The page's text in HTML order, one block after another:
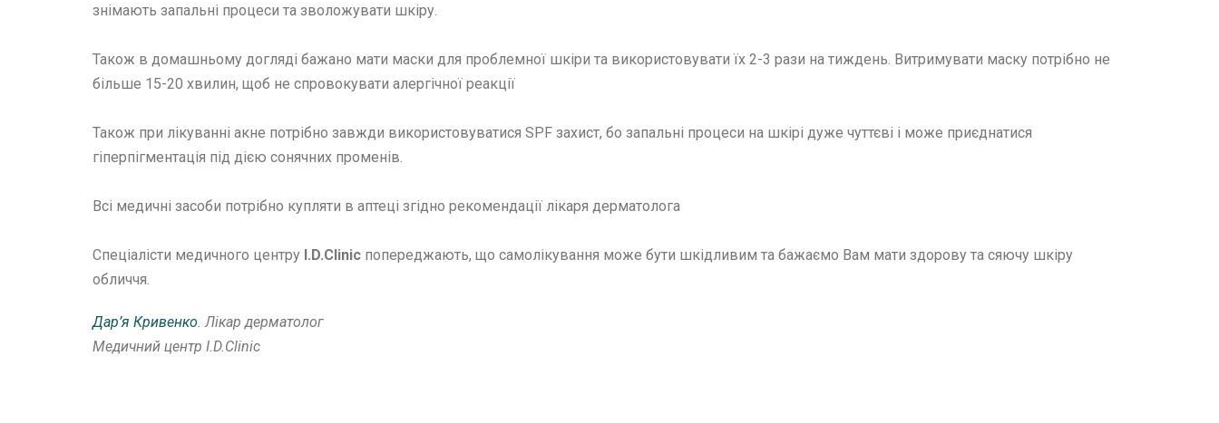
знімають запальні процеси та зволожувати шкіру.
Також в домашньому догляді бажано мати маски для проблемної шкіри та використовувати їх 2-3 рази на тиждень. Витримувати маску потрібно не
більше 15-20 хвилин, щоб не спровокувати алергічної реакції
Також при лікуванні акне потрібно завжди використовуватися SPF захист, бо запальні процеси на шкірі дуже чуттєві і може приєднатися
гіперпігментація під дією сонячних променів.
Всі медичні засоби потрібно купляти в аптеці згідно рекомендації лікаря дерматолога
Спеціалісти медичного центру I.D.Clinic попереджають, що самолікування може бути шкідливим та бажаємо Вам мати здорову та сяючу шкіру
обличчя.
Дар’я Кривенко. Лікар дерматолог
Медичний центр I.D.Clinic